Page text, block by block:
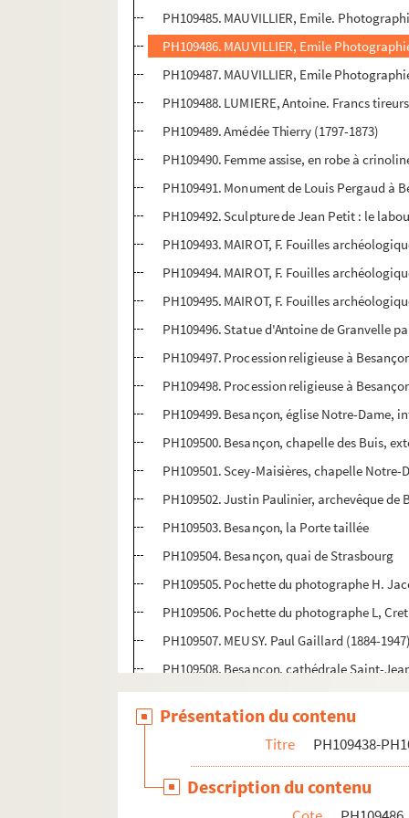
PH109485. MAUVILLIER, Emile.
PH109486. MAUVILLIER, Emile
PH109487. MAUVILLIER, Emile
PH109488. LUMIERE, Antoine. Francs
PH109489. Amédée Thierry (1797-1873)
PH109490. Femme assise, en robe à
PH109491. Monument de Louis Pergaud à
PH109492. Sculpture de Jean Petit : le
PH109493. MAIROT, F. Fouilles
PH109494. MAIROT, F. Fouilles
PH109495. MAIROT, F. Fouilles
PH109496. Statue d'Antoine de Granvelle
PH109497. Procession religieuse à
PH109498. Procession religieuse à
PH109499. Besançon, église Notre-Dame,
PH109500. Besançon, chapelle des Buis,
PH109501. Scey-Maisières, chapelle
PH109502. Justin Paulinier, archevêque de
PH109503. Besançon, la Porte taillée
PH109504. Besançon, quai de Strasbourg
PH109505. Pochette du photographe H.
PH109506. Pochette du photographe L,
PH109507. MEUSY. Paul Gaillard (1884-
PH109508. Besançon, cathédrale Saint-
PH109509. Besançon, église Notre-Dame,
PH109510. JACQUET. Charles Jean-
PH109511. FOTOGRAFIA PONTIFICIA,
PH109512. FOTOGRAFIA PONTIFICIA,
PH109513. FOTOGRAFIA PONTIFICIA,
Présentation du contenu
Titre PH109438-
Description du contenu